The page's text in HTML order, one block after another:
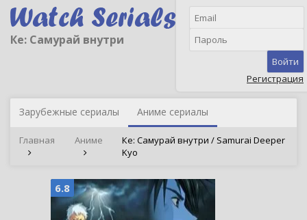
Ке: Самурай внутри
Войти
Регистрация
Зарубежные сериалы Аниме сериалы
Главная Аниме
Ке: Самурай внутри / Samurai Deeper
Kyo
6.8